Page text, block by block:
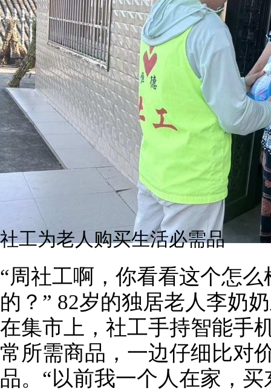
社工为老人购买生活必需品
“周社工啊，你看看这个怎
的？” 82岁的独居老人李奶
在集市上，社工手持智能手
常所需商品，一边仔细比对
品。“以前我一个人在家，